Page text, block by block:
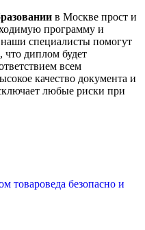
в Москве прост и
программу и
наши специалисты помогут
диплом будет
всем
качество документа и
любые риски при
товароведа безопасно и